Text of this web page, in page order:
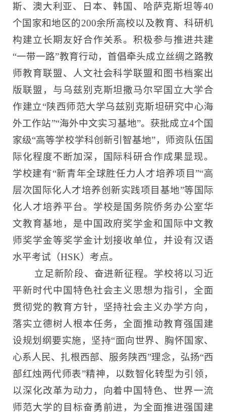
斯、澳大利亚、日本、韩国、哈萨克斯坦等40
个国家和地区的200余所高校以及教育、科研机
构建立长期友好合作关系。积极参与推进共建
“一带一路”教育行动，首倡牵头成立丝绸之路教
师教育联盟、人文社会科学联盟和图书档案出
版联盟，与乌兹别克斯坦撒马尔罕国立大学合
作建立“陕西师范大学乌兹别克斯坦研究中心海
外工作站”“海外中文实习基地”。获批成立4个国
家级“高等学校学科创新引智基地”，师资队伍国
际化程度不断加深，国际科研合作成果显现。
学校建有“新青年全球胜任力人才培养项目”“高
层次国际化人才培养创新实践项目基地”等国际
化人才培养平台。学校是国务院侨务办公室华
文教育基地，是中国政府奖学金和国际中文教
师奖学金等奖学金计划接收单位，并设有汉语
水平考试（HSK）考点。
立足新阶段、奋进新征程。 学校将以习近
平新时代中国特色社会主义思想为指引，全面
贯彻党的教育方针，坚持社会主义办学方向，
落实立德树人根本任务，全面推动教育强国建
设规划纲要实施，坚持“面向世界、胸怀国家、
心系人民、扎根西部、服务陕西”理念，弘扬“西
部红烛两代师表”精神，
以数智化转型为引领，
以深化改革为动力，向着中国特色、世界一流
师范大学的目标奋勇前进，为全面推进强国建